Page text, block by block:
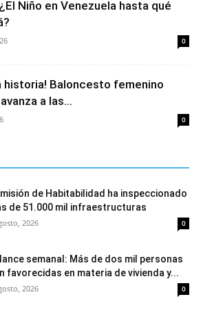
Niño en Venezuela hasta qué
0
historia! Baloncesto femenino
a las...
0
de Habitabilidad ha inspeccionado
de 51.000 mil infraestructuras
2026 0
semanal: Más de dos mil personas
favorecidas en materia de vivienda y...
2026 0